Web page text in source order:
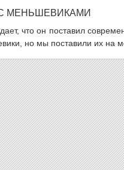
МЕНЬШЕВИКАМИ
что он поставил
но мы поставили их на